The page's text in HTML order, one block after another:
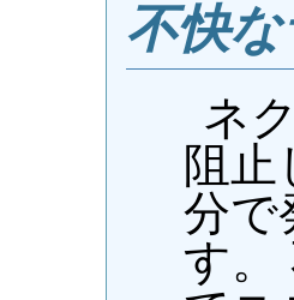
不快
ネ
阻
分で
す。